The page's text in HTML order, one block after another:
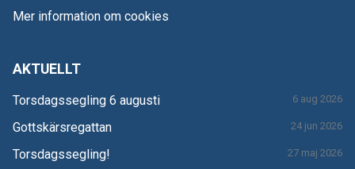
Mer information om cookies
AKTUELLT
Torsdagssegling 6 augusti 6 aug 2026
Gottskärsregattan 24 jun 2026
Torsdagssegling! 27 maj 2026